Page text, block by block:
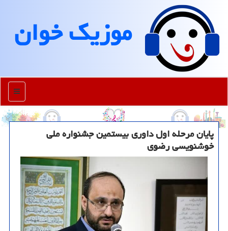
موزیك خوان
منو
پایان مرحله اول داوری بیستمین جشنواره ملی
خوشنویسی رضوی